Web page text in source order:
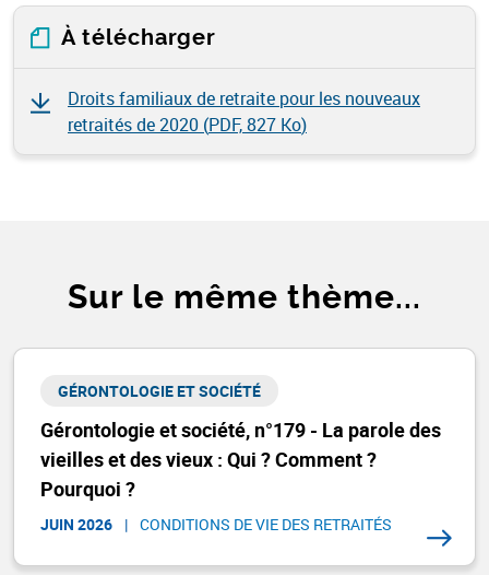
À télécharger
Droits familiaux de retraite pour les nouveaux
retraités de 2020 (PDF, 827 Ko)
Sur le même thème...
Gérontologie et société, n°179 - La parole des
vieilles et des vieux : Qui ? Comment ?
Pourquoi ?
GÉRONTOLOGIE ET SOCIÉTÉ​
JUIN 2026 | CONDITIONS DE VIE DES RETRAITÉS